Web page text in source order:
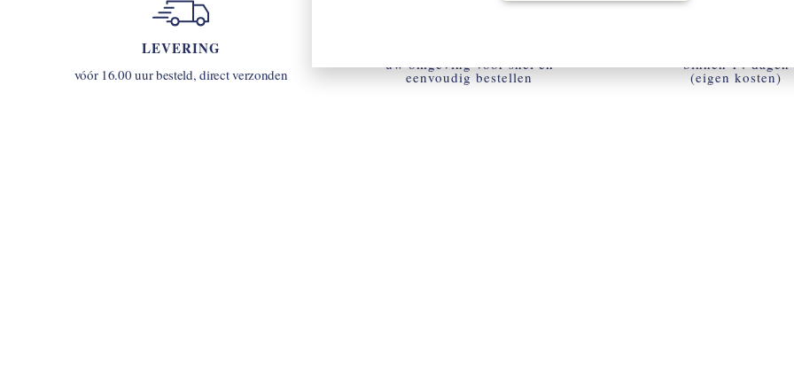
LEVERING
vóór 16.00 uur besteld, direct verzonden
uw omgeving voor snel en
eenvoudig bestellen
binnen 14 dagen
(eigen kosten)